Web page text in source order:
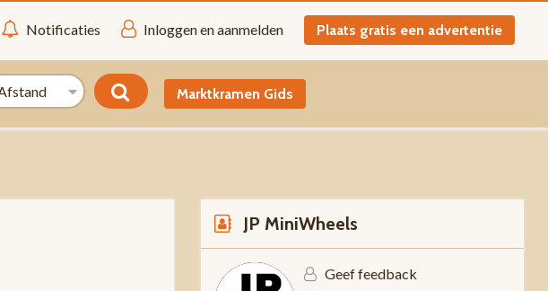
Notificaties Inloggen en aanmelden Plaats gratis een advertentie
Marktkramen Gids
JP MiniWheels
Geef feedback